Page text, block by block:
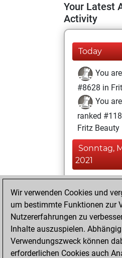
Your Latest
Activity
Today
You
#8628 in
You are
ranked
Fritz Beauty
Sonntag,
2021
You
You
achieved a
of 1603
You
Wir verwenden Cookies und
um bestimmte Funktionen zur
Nutzererfahrungen zu
Inhalte auszuspielen.
Verwendungszweck können
erforderlichen Cookies auch